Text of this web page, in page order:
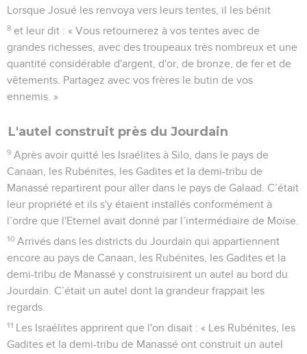
Lorsque Josué les renvoya vers leurs tentes, il les bénit
8 et leur dit : « Vous retournerez à vos tentes avec de
grandes richesses, avec des troupeaux très nombreux et une
quantité considérable d'argent, d'or, de bronze, de fer et de
vêtements. Partagez avec vos frères le butin de vos
ennemis. »
L'autel construit près du Jourdain
9 Après avoir quitté les Israélites à Silo, dans le pays de
Canaan, les Rubénites, les Gadites et la demi-tribu de
Manassé repartirent pour aller dans le pays de Galaad. C’était
leur propriété et ils s'y étaient installés conformément à
l’ordre que l'Eternel avait donné par l’intermédiaire de Moïse.
10 Arrivés dans les districts du Jourdain qui appartiennent
encore au pays de Canaan, les Rubénites, les Gadites et la
demi-tribu de Manassé y construisirent un autel au bord du
Jourdain. C’était un autel dont la grandeur frappait les
regards.
11 Les Israélites apprirent que l'on disait : « Les Rubénites, les
Gadites et la demi-tribu de Manassé ont construit un autel